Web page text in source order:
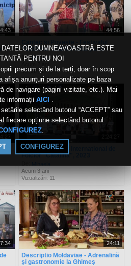
DUMNEAVOASTRĂ ESTE
PENTRU NOI
precum și de la terți, doar în scop
afișa anunțuri personalizate pe baza
de navigare (pagini vizitate, etc.). Mai
informații AICI
selectând butonul “ACCEPT” sau
fiecare opțiune selectând butonul
.
CONFIGUREZ
44:56
Cantec si Poveste - Festivalul
"Cătălina" 2024. Prima parte
De:Mihaela
Vizualizări: 8
Gala Festivalului International de
Folclor "Catalina", 2023
Acum 3 ani
Vizualizări: 11
24:11
Descriptio Moldaviae - Adrenalină
şi gastronomie la Ghimeş